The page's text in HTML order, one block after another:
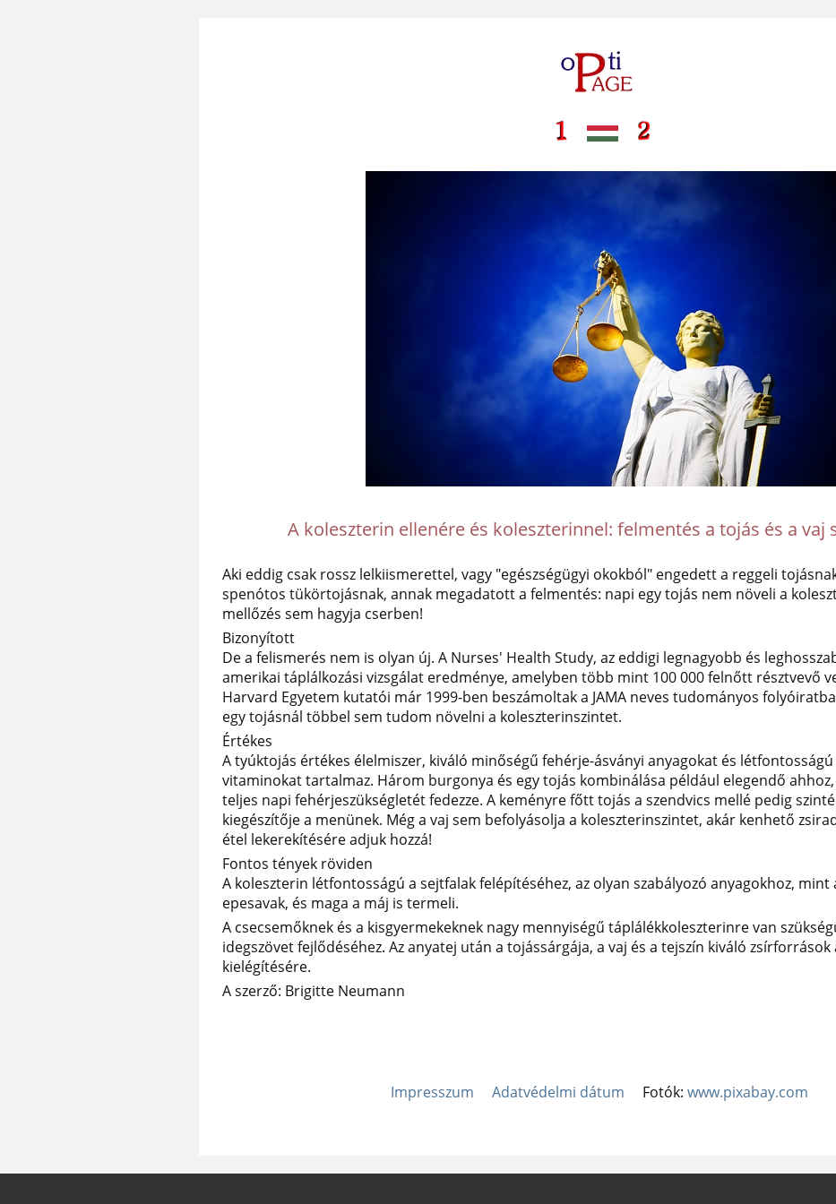
A koleszterin ellenére és koleszterinnel: felmentés a tojás és a vaj
Aki eddig csak rossz lelkiismerettel, vagy "egészségügyi okokból" engedett a reggeli
spenótos tükörtojásnak, annak megadatott a felmentés: napi egy tojás nem növeli a
mellőzés sem hagyja cserben!
Bizonyított
De a felismerés nem is olyan új. A Nurses' Health Study, az eddigi legnagyobb és
amerikai táplálkozási vizsgálat eredménye, amelyben több mint 100 000 felnőtt résztvevő
Harvard Egyetem kutatói már 1999-ben beszámoltak a JAMA neves tudományos
egy tojásnál többel sem tudom növelni a koleszterinszintet.
Értékes
A tyúktojás értékes élelmiszer, kiváló minőségű fehérje-ásványi anyagokat és
vitaminokat tartalmaz. Három burgonya és egy tojás kombinálása például elegendő
teljes napi fehérjeszükségletét fedezze. A keményre főtt tojás a szendvics mellé pedig
kiegészítője a menünek. Még a vaj sem befolyásolja a koleszterinszintet, akár kenhető
étel lekerekítésére adjuk hozzá!
Fontos tények röviden
A koleszterin létfontosságú a sejtfalak felépítéséhez, az olyan szabályozó anyagokhoz,
epesavak, és maga a máj is termeli.
A csecsemőknek és a kisgyermekeknek nagy mennyiségű táplálékkoleszterinre van
idegszövet fejlődéséhez. Az anyatej után a tojássárgája, a vaj és a tejszín kiváló zsírforrások
kielégítésére.
A szerző: Brigitte Neumann
Impresszum Adatvédelmi dátum Fotók: www.pixabay.com